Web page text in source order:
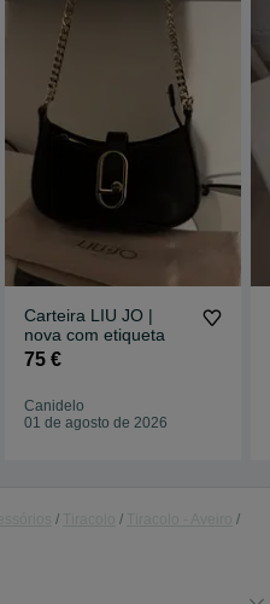
Carteira LIU JO |
nova com etiqueta
75 €
Canidelo
01 de agosto de 2026